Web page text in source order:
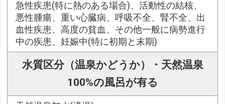
急性疾患(特に熱のある場合)、活動性の結核、
悪性腫瘍、重い心臓病、呼吸不全、腎不全、出
血性疾患、高度の貧血、その他一般に病勢進行
中の疾患、妊娠中(特に初期と末期)
水質区分（温泉かどうか）・天然温泉
100%の風呂が有る